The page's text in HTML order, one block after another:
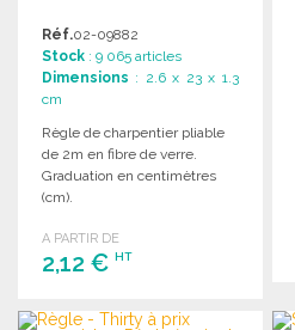
Réf.02-09882
Stock : 9 065 articles
Dimensions : 2.6 x 23 x 1.3
cm
Règle de charpentier pliable
de 2m en fibre de verre.
Graduation en centimètres
(cm).
A PARTIR DE
2,12 € HT
COMMANDER